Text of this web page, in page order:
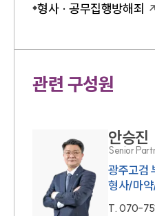
형사 · 공무집행방해죄
관련 구성원
안승진
Senior
광주고검
형사/마
T.070-